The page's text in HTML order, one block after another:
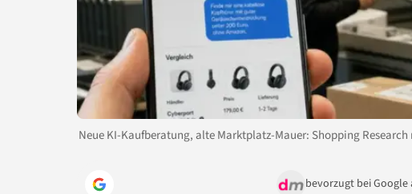
Neue KI-Kaufberatung, alte Marktplatz-Mauer: Shopping
bevorzugt bei Google